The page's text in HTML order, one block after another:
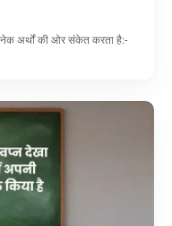
अनेक अर्थों की ओर संकेत करता है:-